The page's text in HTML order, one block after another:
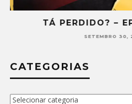
TÁ PERDIDO? –
SETEMBRO 30,
CATEGORIAS
Categorias